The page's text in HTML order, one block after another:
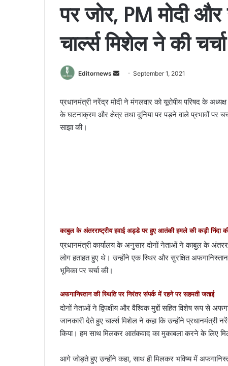
पर जोर, PM मोदी और
चार्ल्स मिशेल ने की चर्चा
Editornews
Send
email
September 1, 2021
प्रधानमंत्री नरेंद्र मोदी ने मंगलवार को यूरोपीय परिषद के
के घटनाक्रम और क्षेत्र तथा दुनिया पर पड़ने वाले प्रभावों पर
साझा की।
काबुल के अंतरराष्ट्रीय हवाई अड्डे पर हुए आतंकी हमले की कड़ी निंदा
प्रधानमंत्री कार्यालय के अनुसार दोनों नेताओं ने काबुल के
लोग हताहत हुए थे। उन्होंने एक स्थिर और सुरक्षित
भूमिका पर चर्चा की।
अफगानिस्तान की स्थिति पर निरंतर संपर्क में रहने पर सहमती जताई
दोनों नेताओं ने द्विपक्षीय और वैश्विक मुद्दों सहित विशेष रूप से
जानकारी देते हुए चार्ल्स मिशेल ने कहा कि उन्होंने प्रधानमंत्री
किया। हम साथ मिलकर आतंकवाद का मुकाबला करने के लिए
आगे जोड़ते हुए उन्होंने कहा, साथ ही मिलकर भविष्य में